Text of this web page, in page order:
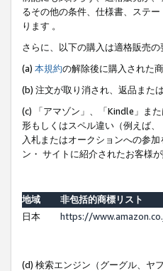
るその他の条件、仕様書、ステ
ります 。
さらに、以下の購入は適格販売
(a) 本規約の解除後に購入された商
(b) 注文が取り消され、返品また
(c) 「アマゾン」、「Kindle」ま
形もしくはスペル違い（例えば
入札またはオークションへの参
ン・ サイトに紹介されたお客様が
地域
非包括的商標リスト
日本
https://
(d) 検索エンジン（グーグル、ヤ